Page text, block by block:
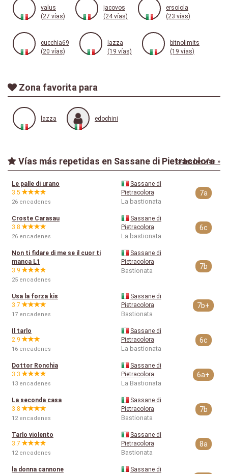
valus
(27 vías)
jacovos
(24 vías)
ersoiola
(23 vías)
cucchia69
(20 vías)
lazza
(19 vías)
bitnolimits
(19 vías)
Zona favorita para
lazza edochini
Vías más repetidas en Sassane di Pietracolora
todas las vías »
Le palle di urano
3.5
26 encadenes
Sassane di
Pietracolora
La bastionata
7a
Croste Carasau
3.8
26 encadenes
Sassane di
Pietracolora
La bastionata
6c
Non ti fidare di me se il cuor ti
manca L1
3.9
25 encadenes
Sassane di
Pietracolora
Bastionata
7b
Usa la forza kis
3.7
17 encadenes
Sassane di
Pietracolora
Bastionata
7b+
Il tarlo
2.9
16 encadenes
Sassane di
Pietracolora
La bastionata
6c
Dottor Ronchia
3.3
13 encadenes
Sassane di
Pietracolora
La Bastionata
6a+
La seconda casa
3.8
12 encadenes
Sassane di
Pietracolora
Bastionata
7b
Tarlo violento
3.7
12 encadenes
Sassane di
Pietracolora
Bastionata
8a
la donna cannone
Sassane di